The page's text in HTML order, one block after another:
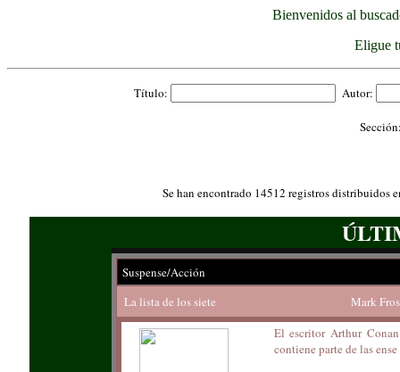
Bienvenidos al
Eligue
Título: Autor:
Se han encontrado 14512 registros distribuidos
Suspense/Acción
La lista de los siete
Mark
El escritor Arthur
contiene parte de las ense